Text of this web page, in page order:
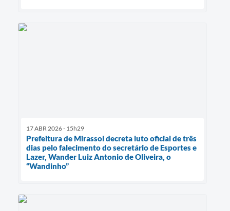
17 ABR 2026 - 15h29
Prefeitura de Mirassol decreta luto oficial de três
dias pelo falecimento do secretário de Esportes e
Lazer, Wander Luiz Antonio de Oliveira, o
“Wandinho”